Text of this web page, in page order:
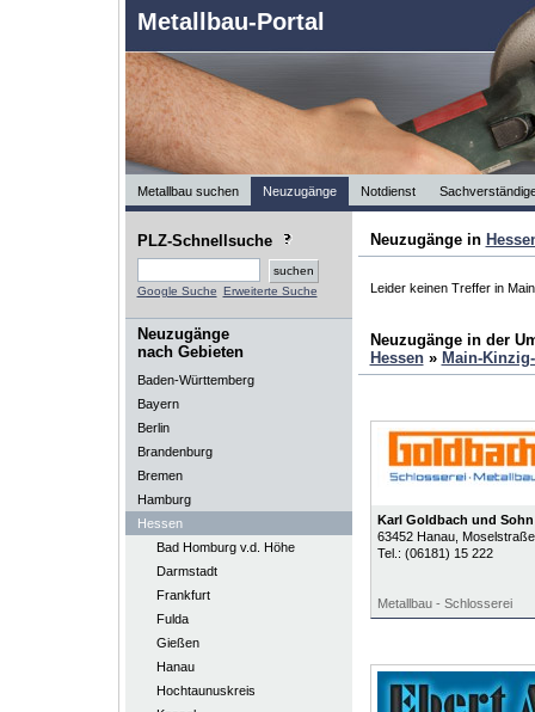
Metallbau-Portal
Metallbau suchen Neuzugänge Notdienst
PLZ-Schnellsuche
Google Suche Erweiterte Suche
Neuzugänge
nach Gebieten
Baden-Württemberg
Bayern
Berlin
Brandenburg
Bremen
Hamburg
Hessen
Bad Homburg v.d. Höhe
Darmstadt
Frankfurt
Fulda
Gießen
Hanau
Hochtaunuskreis
Neuzugänge in
Leider keinen Treffer in
Neuzugänge in der
Hessen» Main-
Karl Goldbach und
63452 Hanau,
Tel.: (06181) 15 222
Metallbau - Schlosserei